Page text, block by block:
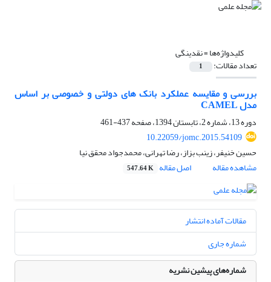
کلیدواژه‌ها =نقدینگی
تعداد مقالات: 1
بررسی و مقایسه عملکرد بانک های دولتی و خصوصی بر اساس
مدل CAMEL
دوره 13، شماره 2، تابستان 1394، صفحه
437-461
10.22059/jomc.2015.54109
حسین خنیفر، زینب بزاز، رضا تهرانی، محمدجواد محقق نیا
مشاهده مقاله
اصل مقاله 547.64 K
مقالات آماده انتشار
شماره جاری
شماره‌های پیشین نشریه